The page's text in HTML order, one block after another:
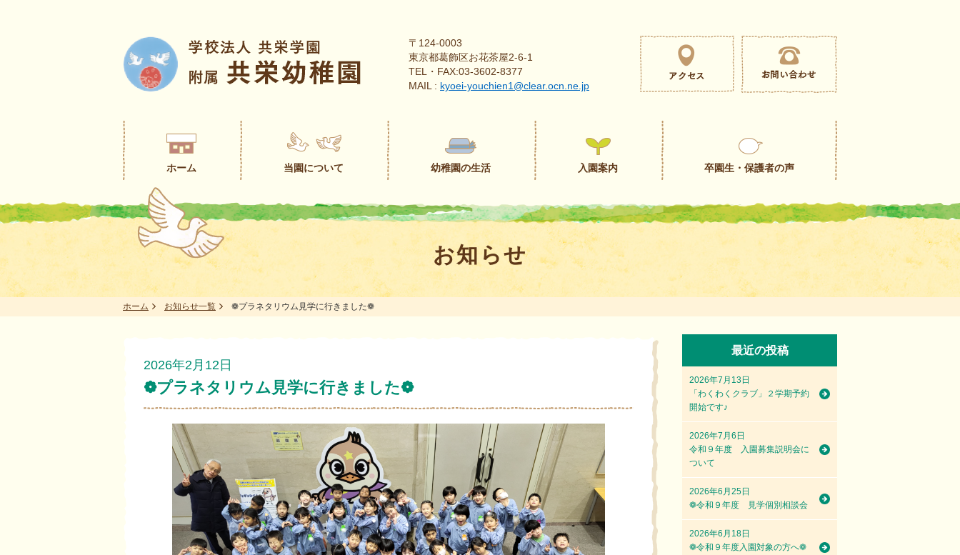
〒124-0003
東京都葛飾区お花茶屋2-6-1
TEL・FAX:03-3602-8377
MAIL : kyoei-youchien1@clear.ocn.ne.jp
ホーム 当園について 幼稚園の生活 入園案内 卒園生・保護者の声
お知らせ
ホーム お知らせ一覧 ❁プラネタリウム見学に行きました❁
2026年2月12日
❁プラネタリウム見学に行きました❁
最近の投稿
2026年7月13日
「わくわくクラブ」２学期予約
開始です♪
2026年7月6日
令和９年度 入園募集説明会に
ついて
2026年6月25日
❁令和９年度 見学個別相談会
2026年6月18日
❁令和９年度入園対象の方へ❁